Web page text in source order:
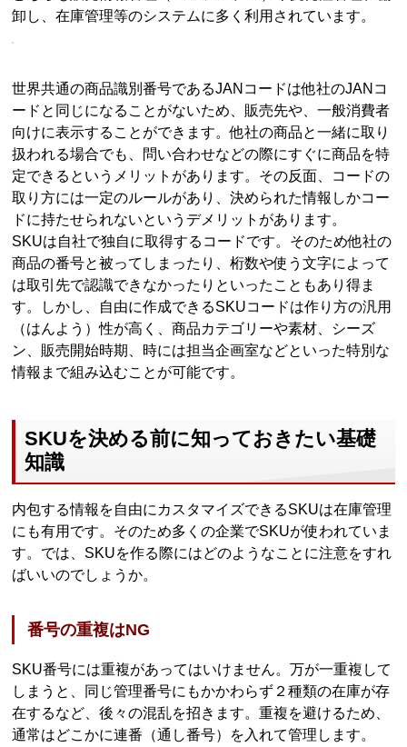
卸し、在庫管理等のシステムに多く利用されています。
世界共通の商品識別番号であるJANコードは他社のJANコ
ードと同じになることがないため、販売先や、一般消費者
向けに表示することができます。他社の商品と一緒に取り
扱われる場合でも、問い合わせなどの際にすぐに商品を特
定できるというメリットがあります。その反面、コードの
取り方には一定のルールがあり、決められた情報しかコー
ドに持たせられないというデメリットがあります。
SKUは自社で独自に取得するコードです。そのため他社の
商品の番号と被ってしまったり、桁数や使う文字によって
は取引先で認識できなかったりといったこともあり得ま
す。しかし、自由に作成できるSKUコードは作り方の汎用
（はんよう）性が高く、商品カテゴリーや素材、シーズ
ン、販売開始時期、時には担当企画室などといった特別な
情報まで組み込むことが可能です。
SKUを決める前に知っておきたい基礎
知識
内包する情報を自由にカスタマイズできるSKUは在庫管理
にも有用です。そのため多くの企業でSKUが使われていま
す。では、SKUを作る際にはどのようなことに注意をすれ
ばいいのでしょうか。
番号の重複はNG
SKU番号には重複があってはいけません。万が一重複して
しまうと、同じ管理番号にもかかわらず２種類の在庫が存
在するなど、後々の混乱を招きます。重複を避けるため、
通常はどこかに連番（通し番号）を入れて管理します。